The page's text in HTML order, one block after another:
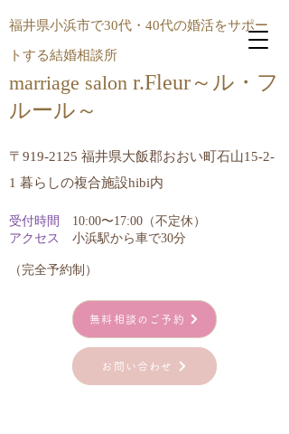
福井県小浜市で30代・40代の婚活をサポー
トする結婚相談所
marriage salon r.Fleur～ル・フ
ルール​～
〒919-2125 福井県大飯郡おおい町石山15-2-
1 暮らしの複合施設hibi内
受付時間
10:00〜17:00（不定休）
アクセス
小浜駅から車で30分
無料相談のご予約
お問い合わせ
​（完全予約制）